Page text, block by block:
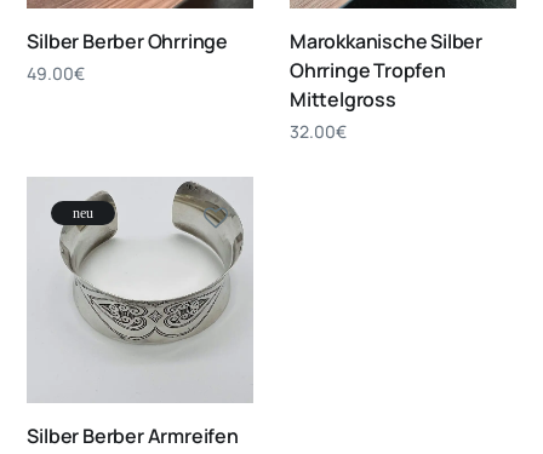
Silber Berber Ohrringe
49.00€
Marokkanische Silber
Ohrringe Tropfen
Mittelgross
32.00€
neu
Silber Berber Armreifen